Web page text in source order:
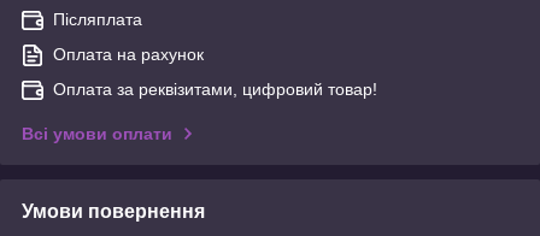
Післяплата
Оплата на рахунок
Оплата за реквізитами, цифровий товар!
Всі умови оплати
Умови повернення